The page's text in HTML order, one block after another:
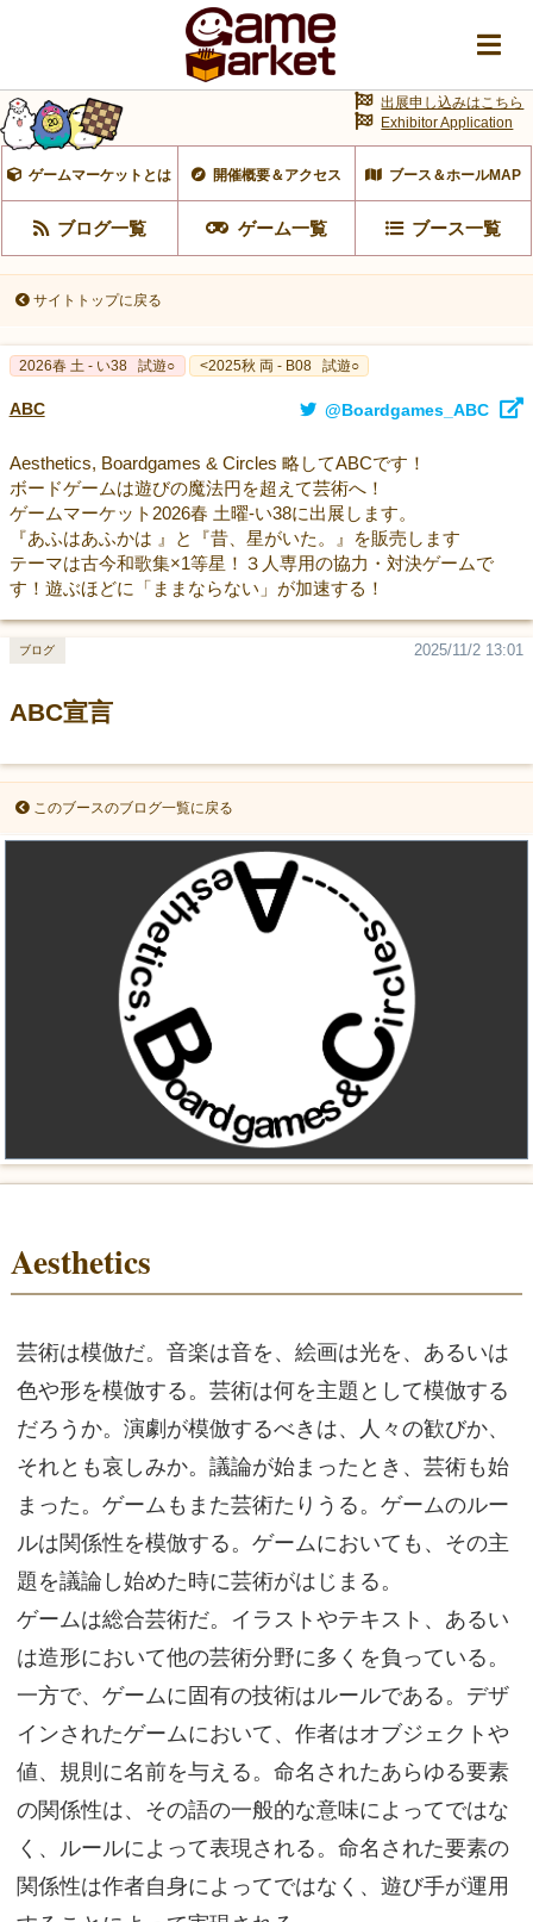
ゲームマーケットとは 開催概要＆アクセス ブース＆ホールMAP
ブログ一覧 ゲーム一覧 ブース一覧
出展申し込みはこちら
Exhibitor Application
サイトトップに戻る
2026春 土 - い38 試遊○ <2025秋 両 - B08 試遊○
ABC @Boardgames_ABC
Aesthetics, Boardgames & Circles 略してABCです！
ボードゲームは遊びの魔法円を超えて芸術へ！
ゲームマーケット2026春 土曜-い38に出展します。
『あふはあふかは 』と『昔、星がいた。』を販売します
テーマは古今和歌集×1等星！３人専用の協力・対決ゲームで
す！遊ぶほどに「ままならない」が加速する！
ABC宣言
2025/11/2 13:01
ブログ
このブースのブログ一覧に戻る
Aesthetics
芸術は模倣だ。音楽は音を、絵画は光を、あるいは
色や形を模倣する。芸術は何を主題として模倣する
だろうか。演劇が模倣するべきは、人々の歓びか、
それとも哀しみか。議論が始まったとき、芸術も始
まった。ゲームもまた芸術たりうる。ゲームのルー
ルは関係性を模倣する。ゲームにおいても、その主
題を議論し始めた時に芸術がはじまる。
ゲームは総合芸術だ。イラストやテキスト、あるい
は造形において他の芸術分野に多くを負っている。
一方で、ゲームに固有の技術はルールである。デザ
インされたゲームにおいて、作者はオブジェクトや
値、規則に名前を与える。命名されたあらゆる要素
の関係性は、その語の一般的な意味によってではな
く、ルールによって表現される。命名された要素の
関係性は作者自身によってではなく、遊び手が運用